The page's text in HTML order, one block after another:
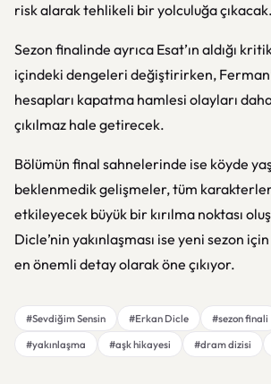
risk alarak tehlikeli bir yolculuğa çıkacak.
Sezon finalinde ayrıca Esat’ın aldığı
içindeki dengeleri değiştirirken,
hesapları kapatma hamlesi olayları
çıkılmaz hale getirecek.
Bölümün final sahnelerinde ise köyde
beklenmedik gelişmeler, tüm
etkileyecek büyük bir kırılma noktası
Dicle’nin yakınlaşması ise yeni sezon
en önemli detay olarak öne çıkıyor.
#Sevdiğim Sensin #Erkan Dicle #sezon finali
#yakınlaşma
#aşk hikayesi #dram dizisi